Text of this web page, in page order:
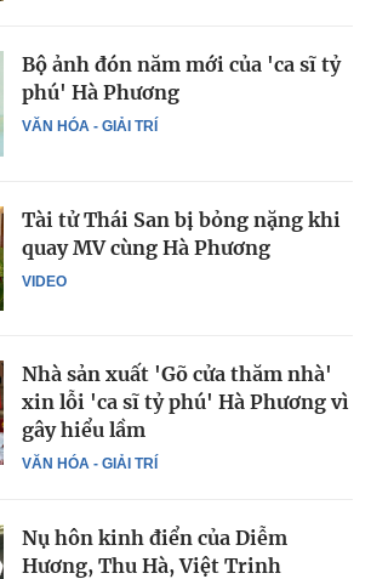
VĂN HÓA - GIẢI TRÍ
Bộ ảnh đón năm mới của 'ca sĩ tỷ
phú' Hà Phương
VIDEO
Tài tử Thái San bị bỏng nặng khi
quay MV cùng Hà Phương
VĂN HÓA - GIẢI TRÍ
Nhà sản xuất 'Gõ cửa thăm nhà'
xin lỗi 'ca sĩ tỷ phú' Hà Phương vì
gây hiểu lầm
Nụ hôn kinh điển của Diễm
Hương, Thu Hà, Việt Trinh